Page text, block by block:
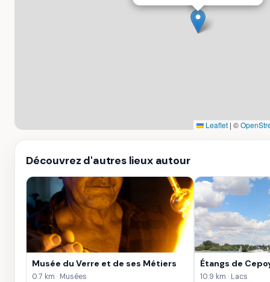
Leaflet | ©
Découvrez d'autres lieux autour
Musée du Verre et de ses Métiers
0.7 km · Musées
Étangs de
10.9 km · Lacs